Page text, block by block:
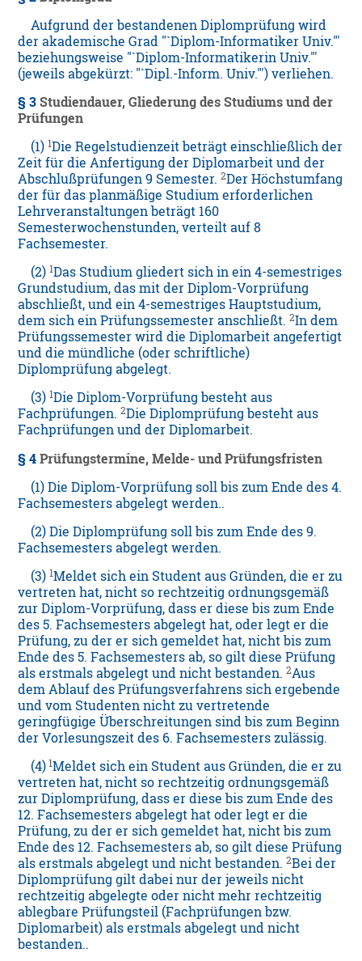
Aufgrund der bestandenen Diplomprüfung wird
der akademische Grad "`Diplom-Informatiker Univ."'
beziehungsweise "`Diplom-Informatikerin Univ."'
(jeweils abgekürzt: "`Dipl.-Inform. Univ."') verliehen.
§ 3 Studiendauer, Gliederung des Studiums und der
Prüfungen
(1)1Die Regelstudienzeit beträgt einschließlich der
Zeit für die Anfertigung der Diplomarbeit und der
Abschlußprüfungen 9 Semester.2Der Höchstumfang
der für das planmäßige Studium erforderlichen
Lehrveranstaltungen beträgt 160
Semesterwochenstunden, verteilt auf 8
Fachsemester.
(2)1Das Studium gliedert sich in ein 4-semestriges
Grundstudium, das mit der Diplom-Vorprüfung
abschließt, und ein 4-semestriges Hauptstudium,
dem sich ein Prüfungssemester anschließt.2In dem
Prüfungssemester wird die Diplomarbeit angefertigt
und die mündliche (oder schriftliche)
Diplomprüfung abgelegt.
(3)1Die Diplom-Vorprüfung besteht aus
Fachprüfungen.2Die Diplomprüfung besteht aus
Fachprüfungen und der Diplomarbeit.
§ 4 Prüfungstermine, Melde- und Prüfungsfristen
(1) Die Diplom-Vorprüfung soll bis zum Ende des 4.
Fachsemesters abgelegt werden..
(2) Die Diplomprüfung soll bis zum Ende des 9.
Fachsemesters abgelegt werden.
(3)1Meldet sich ein Student aus Gründen, die er zu
vertreten hat, nicht so rechtzeitig ordnungsgemäß
zur Diplom-Vorprüfung, dass er diese bis zum Ende
des 5. Fachsemesters abgelegt hat, oder legt er die
Prüfung, zu der er sich gemeldet hat, nicht bis zum
Ende des 5. Fachsemesters ab, so gilt diese Prüfung
als erstmals abgelegt und nicht bestanden.2Aus
dem Ablauf des Prüfungsverfahrens sich ergebende
und vom Studenten nicht zu vertretende
geringfügige Überschreitungen sind bis zum Beginn
der Vorlesungszeit des 6. Fachsemesters zulässig.
(4) 1Meldet sich ein Student aus Gründen, die er zu
vertreten hat, nicht so rechtzeitig ordnungsgemäß
zur Diplomprüfung, dass er diese bis zum Ende des
12. Fachsemesters abgelegt hat oder legt er die
Prüfung, zu der er sich gemeldet hat, nicht bis zum
Ende des 12. Fachsemesters ab, so gilt diese Prüfung
als erstmals abgelegt und nicht bestanden.2Bei der
Diplomprüfung gilt dabei nur der jeweils nicht
rechtzeitig abgelegte oder nicht mehr rechtzeitig
ablegbare Prüfungsteil (Fachprüfungen bzw.
Diplomarbeit) als erstmals abgelegt und nicht
bestanden..